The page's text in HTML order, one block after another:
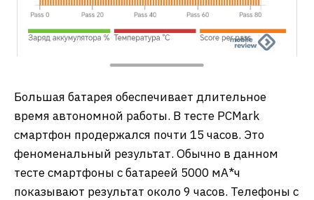
Большая батарея обеспечивает длительное
время автономной работы. В тесте PCMark
смартфон продержался почти 15 часов. Это
феноменальный результат. Обычно в данном
тесте смартфоны с батареей 5000 мА*ч
показывают результат около 9 часов. Телефоны с